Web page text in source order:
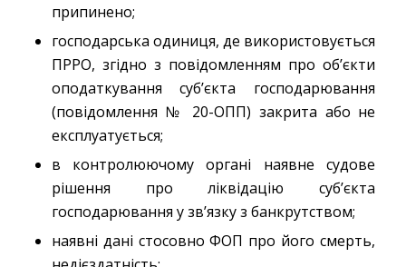
припинено;
господарська одиниця, де використовується
ПРРО, згідно з повідомленням про об’єкти
оподаткування суб’єкта господарювання
(повідомлення № 20-ОПП) закрита або не
експлуатується;
в контролюючому органі наявне судове
рішення про ліквідацію суб’єкта
господарювання у зв’язку з банкрутством;
наявні дані стосовно ФОП про його смерть,